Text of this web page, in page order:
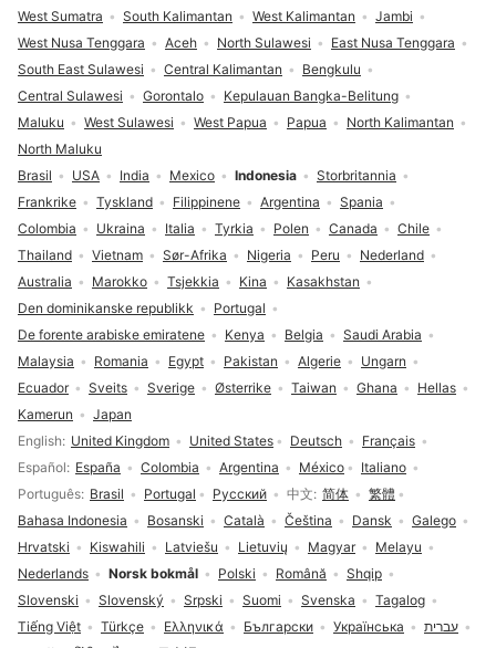
Språkvalg
English United Kingdom United States Deutsch
Français
Español
España Colombia Argentina México
Italiano
Português Brasil Portugal Русский 中文 简体
繁體
Bahasa Indonesia
Bosanski Català Čeština Dansk
Galego
Hrvatski
Kiswahili Latviešu Lietuvių Magyar
Melayu
Nederlands
Norsk bokmål Polski Română
Shqip
Slovenski
Slovenský Srpski Suomi Svenska
Tagalog
Tiếng Việt
Türkçe Ελληνικά Български Українська
עברית
Brasil USA India Mexico Indonesia
Storbritannia
Frankrike
Tyskland Filippinene Argentina
Spania
Colombia
Ukraina Italia Tyrkia Polen Canada
Chile
Thailand
Vietnam Sør-Afrika Nigeria Peru
Nederland
Australia
Marokko Tsjekkia Kina
Kasakhstan
Den dominikanske republikk
Portugal
De forente arabiske emiratene
Kenya Belgia
Saudi Arabia
Malaysia
Romania Egypt Pakistan Algerie
Ungarn
Ecuador
Sveits Sverige Østerrike Taiwan Ghana
Hellas
Kamerun
Japan
West Sumatra
South Kalimantan West Kalimantan
Jambi
West Nusa Tenggara
Aceh North Sulawesi
East Nusa Tenggara
South East Sulawesi
Central Kalimantan
Bengkulu
Central Sulawesi
Gorontalo
Kepulauan Bangka-Belitung
Maluku
West Sulawesi West Papua Papua
North Kalimantan
North Maluku